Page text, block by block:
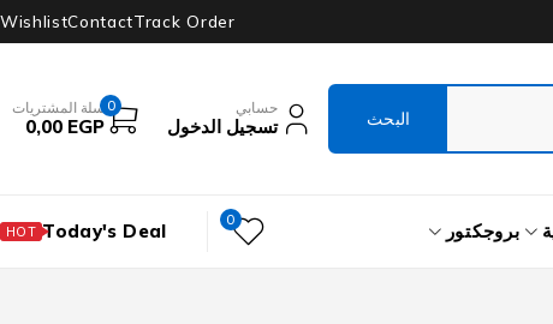
Track Order
Contact
Wishlist
حسابي
تسجيل الدخول
0 سلة المشتريات
0,00 EGP
بروجكتور 0
Today's Deal
HOT